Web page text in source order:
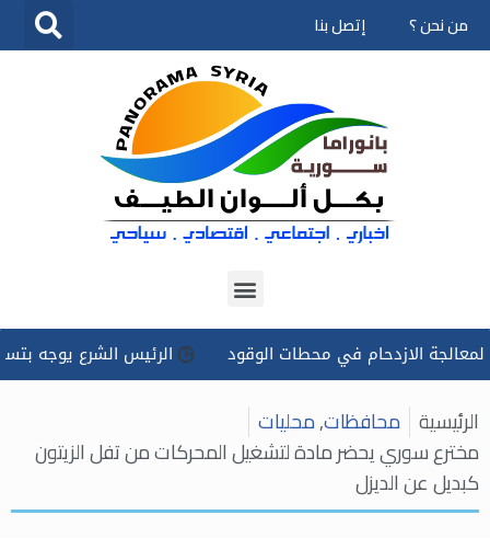
تخطى
من نحن ؟ إتصل بنا
الازدحام في محطات الوقود الرئيس الشرع يوجه بتسخير كل
الرئيسية محافظات,محليات
مخترع سوري يحضر مادة لتشغيل المحركات من تفل الزيتون
كبديل عن الديزل